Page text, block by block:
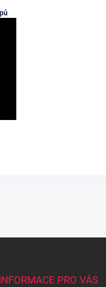
PRO VÁS